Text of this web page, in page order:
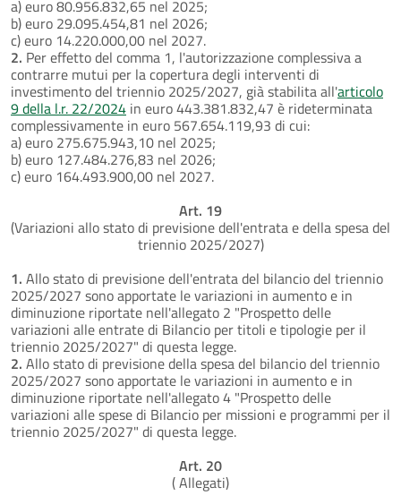
a) euro 80.956.832,65 nel 2025;
b) euro 29.095.454,81 nel 2026;
c) euro 14.220.000,00 nel 2027.
2. Per effetto del comma 1, l'autorizzazione complessiva a
contrarre mutui per la copertura degli interventi di
investimento del triennio 2025/2027, già stabilita all'articolo
9 della l.r. 22/2024 in euro 443.381.832,47 è rideterminata
complessivamente in euro 567.654.119,93 di cui:
a) euro 275.675.943,10 nel 2025;
b) euro 127.484.276,83 nel 2026;
c) euro 164.493.900,00 nel 2027.
Art. 19
(Variazioni allo stato di previsione dell'entrata e della spesa del
triennio 2025/2027)
1. Allo stato di previsione dell'entrata del bilancio del triennio
2025/2027 sono apportate le variazioni in aumento e in
diminuzione riportate nell'allegato 2 "Prospetto delle
variazioni alle entrate di Bilancio per titoli e tipologie per il
triennio 2025/2027" di questa legge.
2. Allo stato di previsione della spesa del bilancio del triennio
2025/2027 sono apportate le variazioni in aumento e in
diminuzione riportate nell'allegato 4 "Prospetto delle
variazioni alle spese di Bilancio per missioni e programmi per il
triennio 2025/2027" di questa legge.
Art. 20
( Allegati)